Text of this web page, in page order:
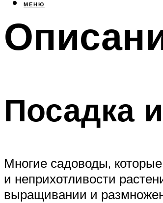
МЕНЮ
Посадка
Многие садоводы,
и неприхотливости
выращивании и